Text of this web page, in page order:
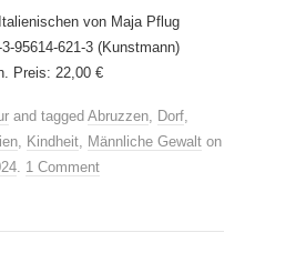
von Maja Pflug
3-95614-621-3 (Kunstmann)
Preis: 22,00 €
and tagged Abruzzen Dorf
Kindheit Männliche Gewalt on
1 Comment